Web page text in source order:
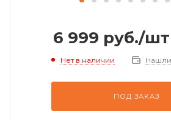
6 999 руб./шт
Нет в наличии
ПОД ЗАКАЗ